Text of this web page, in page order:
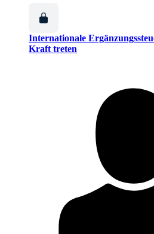
Internationale
Kraft treten